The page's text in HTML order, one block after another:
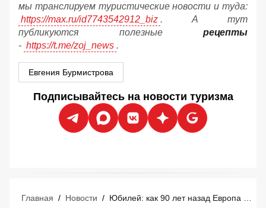
мы транслируем туристические новости и туда:
https://max.ru/id7743542912_biz . А тут
публикуются полезные рецепты
- https://t.me/zoj_news .
Евгения Бурмистрова
Подписывайтесь на новости туризма
Главная / Новости /